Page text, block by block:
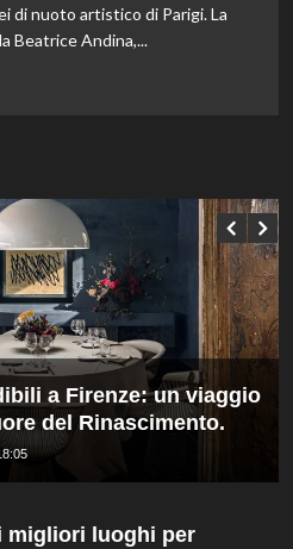
di nuoto artistico di Parigi. La
Beatrice Andina,...
a Firenze: un viaggio
del Rinascimento.
migliori luoghi per